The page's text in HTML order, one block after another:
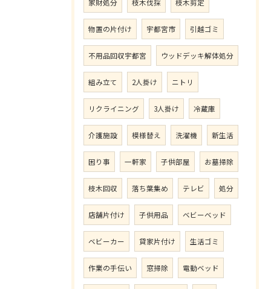
家財処分 枝木伐採 枝木剪定
物置の片付け 宇都宮市 引越ゴミ
不用品回収宇都宮 ウッドデッキ解体処分
組み立て 2人掛け ニトリ
リクライニング 3人掛け 冷蔵庫
介護施設 模様替え 洗濯機 新生活
困り事 一軒家 子供部屋 お墓掃除
枝木回収 落ち葉集め テレビ 処分
店舗片付け 子供用品 ベビーベッド
ベビーカー 貸家片付け 生活ゴミ
作業の手伝い 窓掃除 電動ベッド